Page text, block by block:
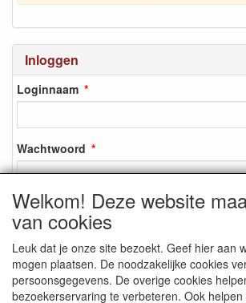
Inloggen
Loginnaam
Wachtwoord
Registreren
Wachtwoord vergeten?
Welkom! Deze website
van cookies
Leuk dat je onze site bezoekt. Geef hier aan
mogen plaatsen. De noodzakelijke cookies
persoonsgegevens. De overige cookies
bezoekerservaring te verbeteren. Ook